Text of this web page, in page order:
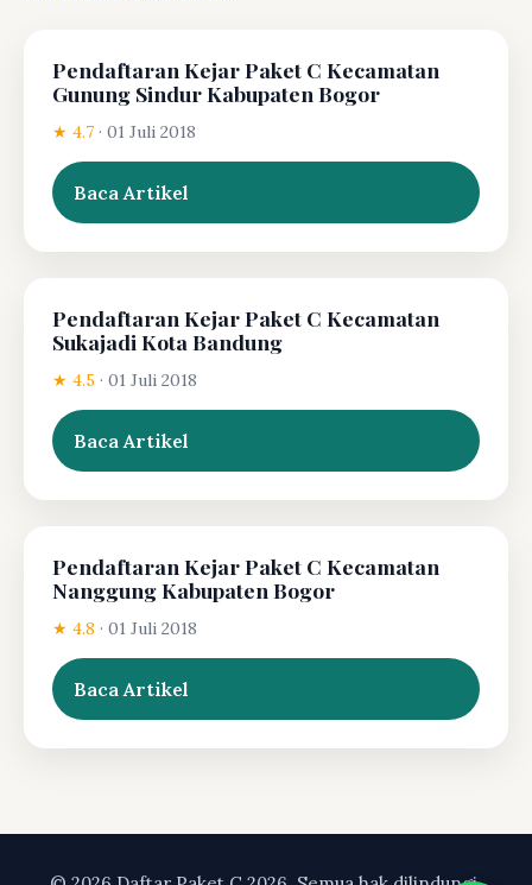
Pendaftaran Kejar Paket C Kecamatan
Gunung Sindur Kabupaten Bogor
★ 4.7 · 01 Juli 2018
Baca Artikel
Pendaftaran Kejar Paket C Kecamatan
Sukajadi Kota Bandung
★ 4.5 · 01 Juli 2018
Baca Artikel
Pendaftaran Kejar Paket C Kecamatan
Nanggung Kabupaten Bogor
★ 4.8 · 01 Juli 2018
Baca Artikel